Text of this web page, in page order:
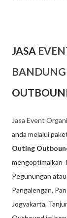
JASA
BANDUNG
Jasa Event
anda melalui
Outing
mengoptimalkan
Pegunungan
Pangalengan,
Jogyakarta,